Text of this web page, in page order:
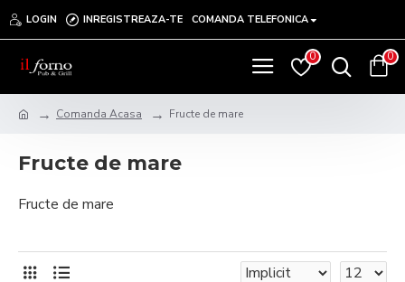
LOGIN INREGISTREAZA-TE COMANDA TELEFONICA
0 0
Comanda Acasa Fructe de mare
Fructe de mare
Fructe de mare